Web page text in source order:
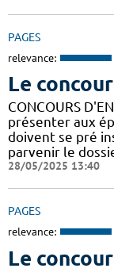
PAGES
relevance:
Le
CONCOURS
présenter aux
doivent se pré
parvenir le
28/05/2025 13:40
PAGES
relevance:
Le